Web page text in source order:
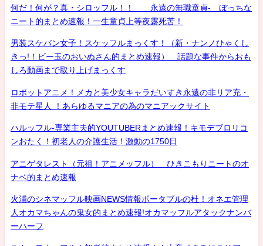
何だ！何が？真・シロッフル！！ 永遠の無職童貞- ぼっちな
ニート的まとめ速報！一生童貞上等夜露死苦！
男装スケバン女子！スケッフルまっくす！（新・ナンノひゃくし
きっ!！ビー玉のおいぬさん的まとめ速報） 話題な事件からおも
しろ動画まで取り上げまっくす
ロボットアニメ！メカと美少女キャラだいすき永遠の非リア充・
非モテ星人 ！あらゆるマニアの為のマニアックサイト
ハルッフル-専業主夫的YOUTUBERまとめ速報！キモデブロリコ
ンおたく！初老人の介護生活！激動の1750日
アニゲタレスト（元祖！アニメッフル） ひきこもりニートのオ
ナベ的まとめ速報
火浦のシネマッフル映画NEWS情報ポータブルの杜！オネエ管理
人オカマちゃんの鬼女的まとめ速報!オカマッフルアタックナンバ
ーハーフ